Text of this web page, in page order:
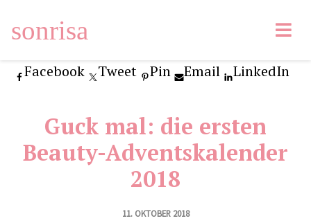
sonrisa
Facebook Tweet Pin Email LinkedIn
Guck mal: die ersten
Beauty-Adventskalender
2018
11. OKTOBER 2018